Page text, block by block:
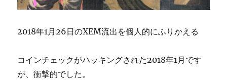
2018年1月26日のXEM流出を個人的にふりかえる
コインチェックがハッキングされた2018年1月です
が、衝撃的でした。